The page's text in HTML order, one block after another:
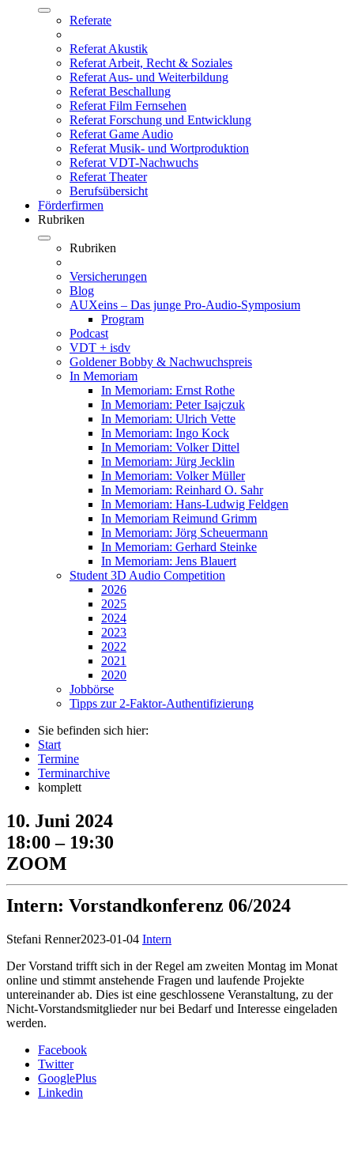
Referate
Referat Akustik
Referat Arbeit, Recht & Soziales
Referat Aus- und Weiterbildung
Referat Beschallung
Referat Film Fernsehen
Referat Forschung und Entwicklung
Referat Game Audio
Referat Musik- und Wortproduktion
Referat VDT-Nachwuchs
Referat Theater
Berufsübersicht
Förderfirmen
Rubriken
Rubriken
Versicherungen
Blog
AUXeins – Das junge Pro-Audio-Symposium
Program
Podcast
VDT + isdv
Goldener Bobby & Nachwuchspreis
In Memoriam
In Memoriam: Ernst Rothe
In Memoriam: Peter Isajczuk
In Memoriam: Ulrich Vette
In Memoriam: Ingo Kock
In Memoriam: Volker Dittel
In Memoriam: Jürg Jecklin
In Memoriam: Volker Müller
In Memoriam: Reinhard O. Sahr
In Memoriam: Hans-Ludwig Feldgen
In Memoriam Reimund Grimm
In Memoriam: Jörg Scheuermann
In Memoriam: Gerhard Steinke
In Memoriam: Jens Blauert
Student 3D Audio Competition
2026
2025
2024
2023
2022
2021
2020
Jobbörse
Tipps zur 2-Faktor-Authentifizierung
Sie befinden sich hier:
Start
Termine
Terminarchive
komplett
10. Juni 2024
18:00 – 19:30
ZOOM
Intern: Vorstandkonferenz 06/2024
Stefani Renner2023-01-04 Intern
Der Vorstand trifft sich in der Regel am zweiten Montag im Monat
online und stimmt anstehende Fragen und laufende Projekte
untereinander ab. Dies ist eine geschlossene Veranstaltung, zu der
Nicht-Vorstandsmitglieder nur bei Bedarf und Interesse eingeladen
werden.
Facebook
Twitter
GooglePlus
Linkedin